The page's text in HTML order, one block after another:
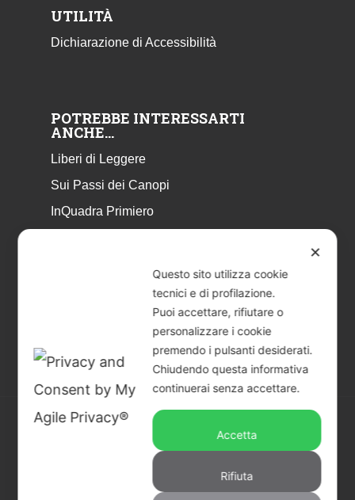
UTILITÀ
Dichiarazione di Accessibilità
POTREBBE INTERESSARTI
ANCHE…
Liberi di Leggere
Sui Passi dei Canopi
InQuadra Primiero
Libretto Eventi – estate 2026
© 2026 Piccoli Musei a Primiero - San Martino di
Castrozza | CF & P.IVA 02401890229 |
✕
Questo sito utilizza cookie
tecnici e di profilazione.
Puoi accettare, rifiutare o
personalizzare i cookie
premendo i pulsanti desiderati.
Chiudendo questa informativa
continuerai senza accettare.
Accetta
Rifiuta